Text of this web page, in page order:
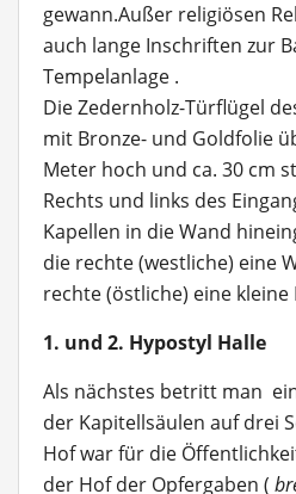
gewann.Außer religiösen
auch lange Inschriften zur
Tempelanlage .
Die Zedernholz-Türflügel
mit Bronze- und Goldfolie
Meter hoch und ca. 30 cm
Rechts und links des
Kapellen in die Wand
die rechte (westliche) eine
rechte (östliche) eine
1. und 2. Hypostyl Halle
Als nächstes betritt man
der Kapitellsäulen auf drei
Hof war für die
der Hof der Opfergaben (